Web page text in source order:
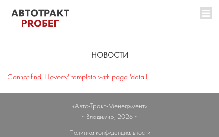
НОВОСТИ
Cannot find 'Hovosty' template with page 'detail'
«Авто-Тракт-Менеджмент»
г. Владимир, 2026 г.
Политика конфиденциальности